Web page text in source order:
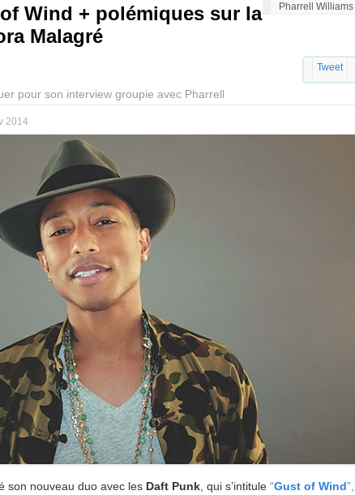
Pharrell Williams
Wind + polémiques sur la
Malagré
Tweet
pour son interview groupie avec Pharrell
2014
son nouveau duo avec les Daft Punk , qui s’intitule “Gust of Wind”,